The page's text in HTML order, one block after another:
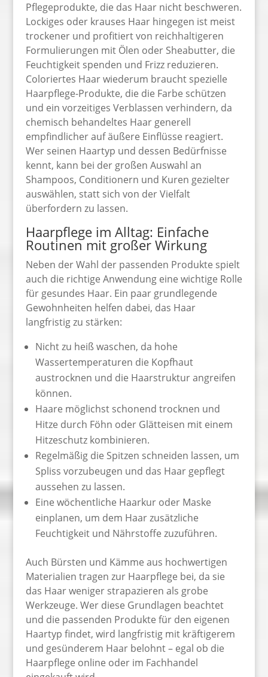
Pflegeprodukte, die das Haar nicht beschweren.
Lockiges oder krauses Haar hingegen ist meist
trockener und profitiert von reichhaltigeren
Formulierungen mit Ölen oder Sheabutter, die
Feuchtigkeit spenden und Frizz reduzieren.
Coloriertes Haar wiederum braucht spezielle
Haarpflege-Produkte, die die Farbe schützen
und ein vorzeitiges Verblassen verhindern, da
chemisch behandeltes Haar generell
empfindlicher auf äußere Einflüsse reagiert.
Wer seinen Haartyp und dessen Bedürfnisse
kennt, kann bei der großen Auswahl an
Shampoos, Conditionern und Kuren gezielter
auswählen, statt sich von der Vielfalt
überfordern zu lassen.
Haarpflege im Alltag: Einfache
Routinen mit großer Wirkung
Neben der Wahl der passenden Produkte spielt
auch die richtige Anwendung eine wichtige Rolle
für gesundes Haar. Ein paar grundlegende
Gewohnheiten helfen dabei, das Haar
langfristig zu stärken:
Nicht zu heiß waschen, da hohe
Wassertemperaturen die Kopfhaut
austrocknen und die Haarstruktur angreifen
können.
Haare möglichst schonend trocknen und
Hitze durch Föhn oder Glätteisen mit einem
Hitzeschutz kombinieren.
Regelmäßig die Spitzen schneiden lassen, um
Spliss vorzubeugen und das Haar gepflegt
aussehen zu lassen.
Eine wöchentliche Haarkur oder Maske
einplanen, um dem Haar zusätzliche
Feuchtigkeit und Nährstoffe zuzuführen.
Auch Bürsten und Kämme aus hochwertigen
Materialien tragen zur Haarpflege bei, da sie
das Haar weniger strapazieren als grobe
Werkzeuge. Wer diese Grundlagen beachtet
und die passenden Produkte für den eigenen
Haartyp findet, wird langfristig mit kräftigerem
und gesünderem Haar belohnt – egal ob die
Haarpflege online oder im Fachhandel